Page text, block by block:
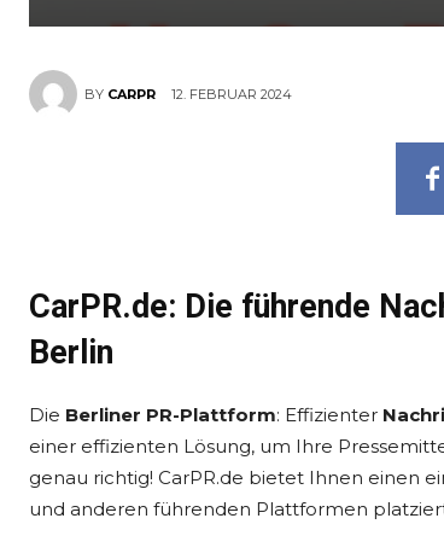
BY CARPR 12. FEBRUAR 2024
CarPR.de: Die führende
Berlin
Die Berliner PR-Plattform: Effizienter
einer effizienten Lösung, um Ihre
genau richtig! CarPR.de bietet Ihnen einen
und anderen führenden Plattformen